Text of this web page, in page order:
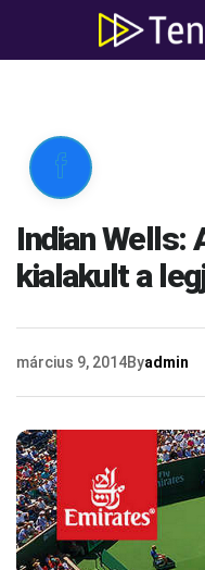

Indian Wells:
kialakult a
március 9, 2014Byadmin